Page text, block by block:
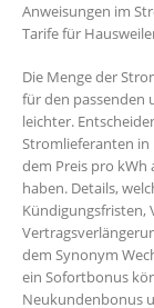
Anweisungen im
Tarife für
Die Menge der
für den passenden
leichter.
Stromlieferanten in
dem Preis pro
haben. Details,
Kündigungsfristen,
dem Synonym
ein Sofortbonus
Neukundenbonus